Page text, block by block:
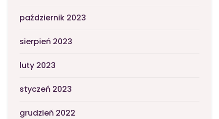
październik 2023
sierpień 2023
luty 2023
styczeń 2023
grudzień 2022